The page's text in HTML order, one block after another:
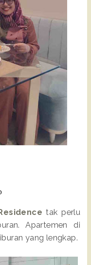
tak perlu
Apartemen di
yang lengkap.